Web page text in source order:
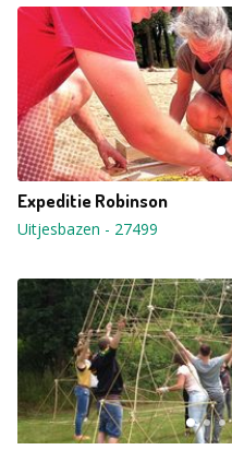
Expeditie Robinson
Uitjesbazen - 27499